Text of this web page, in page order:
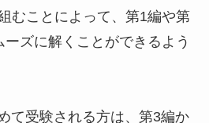
むことによって、第1編や第
ズに解くことができるよう
て受験される方は、第3編か